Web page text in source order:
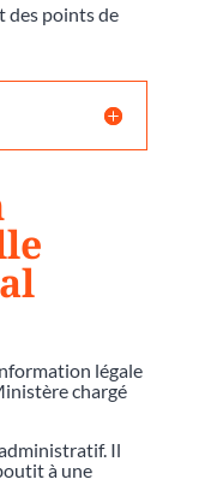
des points de
légale
chargé
Il
à une